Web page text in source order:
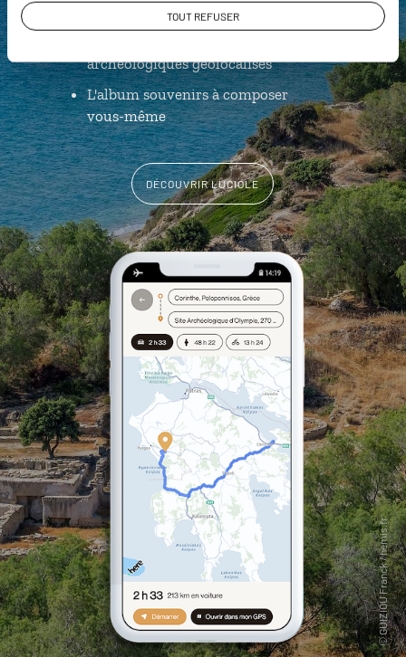
TOUT REFUSER
Notre sélection de tavernes
archéologiques géolocalisés
L'album souvenirs à composer
vous-même
DÉCOUVRIR LUCIOLE